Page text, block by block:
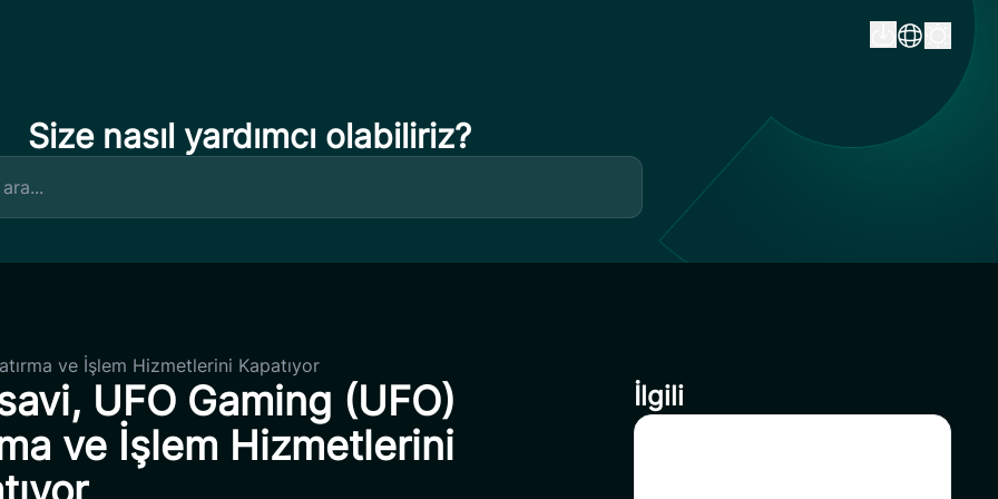
Size nasıl yardımcı olabiliriz?
ve İşlem Hizmetlerini Kapatıyor
UFO Gaming (UFO)
ve İşlem Hizmetlerini
İlgili